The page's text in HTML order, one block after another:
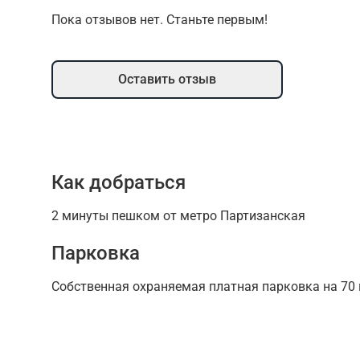
Пока отзывов нет. Станьте первым!
Оставить отзыв
Как добраться
2 минуты пешком от метро Партизанская
Парковка
Собственная охраняемая платная парковка на 70